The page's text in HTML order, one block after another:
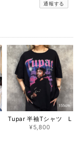
通報する
Tupar 半袖Tシャツ L
¥5,800